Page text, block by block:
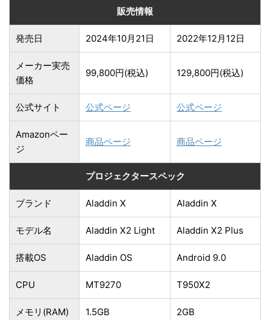
販売情報
発売日 2024年10月21日 2022年12月12日
メーカー実売
価格
99,800円(税込) 129,800円(税込)
公式サイト 公式ページ 公式ページ
Amazonペー
ジ
商品ページ 商品ページ
プロジェクタースペック
ブランド Aladdin X Aladdin X
モデル名 Aladdin X2 Light Aladdin X2 Plus
搭載OS Aladdin OS Android 9.0
CPU MT9270 T950X2
メモリ(RAM) 1.5GB 2GB